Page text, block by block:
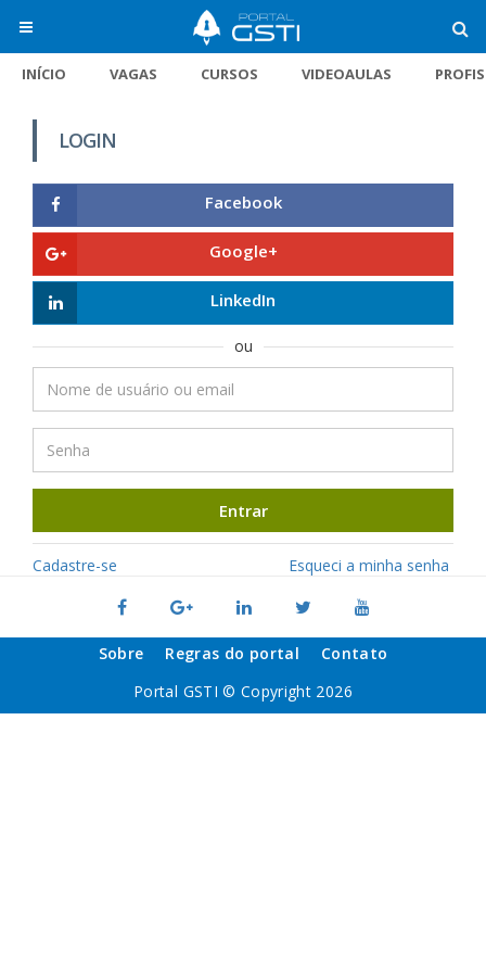
INÍCIO VAGAS CURSOS VIDEOAULAS
LOGIN
Facebook
Google+
LinkedIn
ou
Entrar
Cadastre-se Esqueci a minha senha
Sobre Regras do portal
Contato
Portal GSTI © Copyright 2026